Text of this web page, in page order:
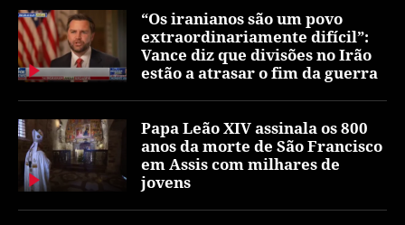
“Os iranianos são um povo
extraordinariamente difícil”:
Vance diz que divisões no Irão
estão a atrasar o fim da guerra
Papa Leão XIV assinala os 800
anos da morte de São Francisco
em Assis com milhares de
jovens